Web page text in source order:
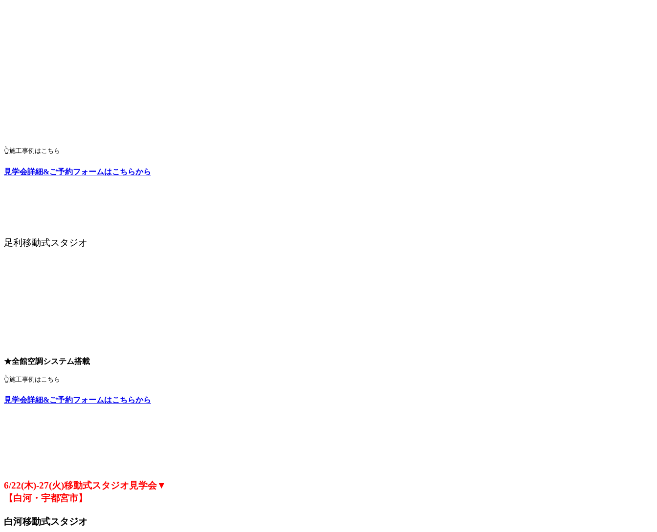
👆施工事例はこちら
見学会詳細&ご予約フォームはこちらから
足利移動式スタジオ
★全館空調システム搭載
👆施工事例はこちら
見学会詳細&ご予約フォームはこちらから
6/22(木)-27(火)移動式スタジオ見学会▼
【白河・宇都宮市】
白河移動式スタジオ